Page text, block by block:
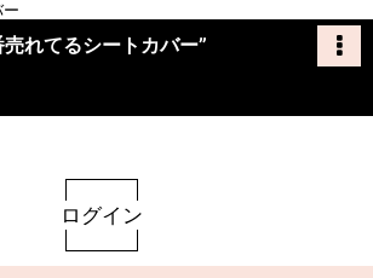
れてるシートカバー”
ログイン